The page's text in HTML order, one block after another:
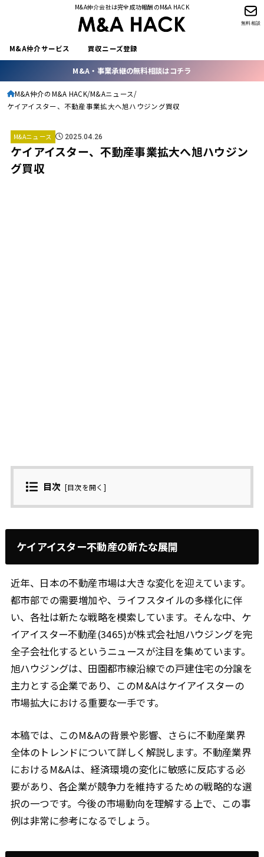
M&A仲介会社は完全成功報酬のM&A HACK
M&A仲介サービス 買収ニーズ登録
無料相談
M&A・事業承継の無料相談はコチラ
M&A仲介のM&A HACK M&Aニュース
ケイアイスター、不動産事業拡大へ旭ハウジング買収
M&Aニュース 2025.04.26
ケイアイスター、不動産事業拡大へ旭ハウジン
グ買収
目次 [目次を開く ]
ケイアイスター不動産の新たな展開
近年、日本の不動産市場は大きな変化を迎えています。
都市部での需要増加や、ライフスタイルの多様化に伴
い、各社は新たな戦略を模索しています。そんな中、ケ
イアイスター不動産(3465)が株式会社旭ハウジングを完
全子会社化するというニュースが注目を集めています。
旭ハウジングは、田園都市線沿線での戸建住宅の分譲を
主力とする企業であり、このM&Aはケイアイスターの
市場拡大における重要な一手です。
本稿では、このM&Aの背景や影響、さらに不動産業界
全体のトレンドについて詳しく解説します。不動産業界
におけるM&Aは、経済環境の変化に敏感に反応する必
要があり、各企業が競争力を維持するための戦略的な選
択の一つです。今後の市場動向を理解する上で、この事
例は非常に参考になるでしょう。